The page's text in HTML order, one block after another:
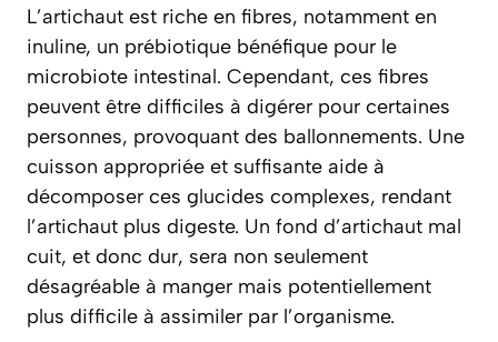
L’artichaut est riche en fibres, notamment en
inuline, un prébiotique bénéfique pour le
microbiote intestinal. Cependant, ces fibres
peuvent être difficiles à digérer pour certaines
personnes, provoquant des ballonnements. Une
cuisson appropriée et suffisante aide à
décomposer ces glucides complexes, rendant
l’artichaut plus digeste. Un fond d’artichaut mal
cuit, et donc dur, sera non seulement
désagréable à manger mais potentiellement
plus difficile à assimiler par l’organisme.